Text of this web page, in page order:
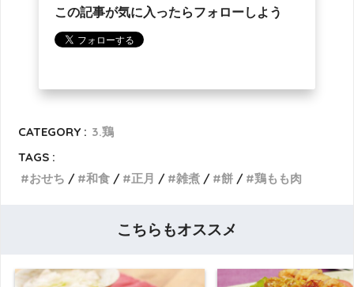
この記事が気に入ったらフォローしよう
CATEGORY : 3.鶏
TAGS :
おせち
和食 正月 雑煮 餅 鶏もも肉
こちらもオススメ